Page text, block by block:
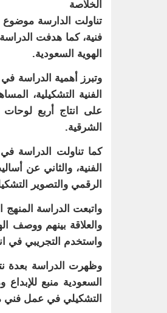
الخلاصة
تناولت الدارسة موضوع
فنية، كما هدفت
الهوية السعودية.
وتبرز أهمية الدراسة
الفنية التشكيلية،
على انتاج أربع لوحات
الشرقية.
كما تناولت الدراسة
الفنية، والثاني عن
الرقمي والتصوير
واتبعت الدراسة
والعلاقة بينهم ووصف
واستخدم التجريبي في
وظهرت الدراسة بعدة
السعودية منبع
التشكيلي في عمل